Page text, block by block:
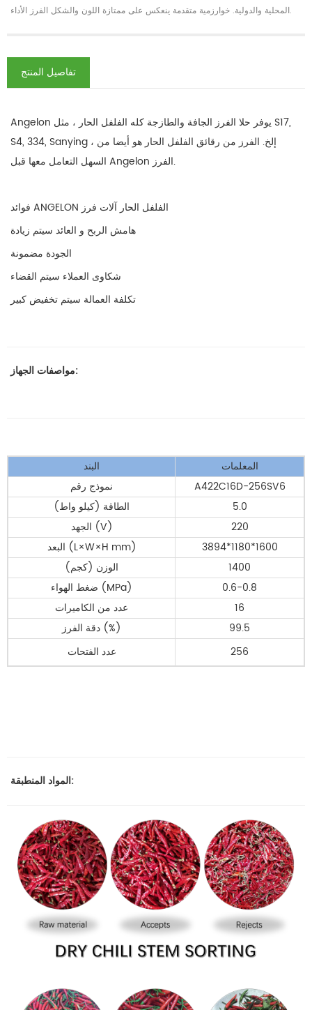
المحلية والدولية. خوارزمية متقدمة ينعكس على ممتازة اللون والشكل الفرز الأداء.
تفاصيل المنتج
Angelon يوفر حلا الفرز الجافة والطازجة كله الفلفل الحار ، مثل S17,
S4, 334, Sanying ، إلخ. الفرز من رقائق الفلفل الحار هو أيضا من
السهل التعامل معها قبل Angelon الفرز.
فوائد ANGELON الفلفل الحار آلات فرز
هامش الربح و العائد سيتم زيادة
الجودة مضمونة
شكاوى العملاء سيتم القضاء
تكلفة العمالة سيتم تخفيض كبير
مواصفات الجهاز:
البند
المعلمات
نموذج رقم
A422C16D-256SV6
الطاقة (كيلو واط)
5.0
الجهد (V)
220
البعد (L×W×H mm)
3894*1180*1600
الوزن (كجم)
1400
ضغط الهواء (MPa)
0.6-0.8
عدد من الكاميرات
16
دقة الفرز (%)
99.5
عدد الفتحات
256
المواد المنطبقة: